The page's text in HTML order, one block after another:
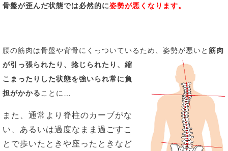
骨盤が歪んだ状態では必然的に姿勢が悪くなります。
腰の筋肉は骨盤や背骨にくっついているため、姿勢が悪いと 筋肉
が引っ張られたり、捻じられたり、 縮
こまったりした状態を強いられ常に負
担がかかることに…
また、通常より脊柱のカーブがな
い、あるいは過度なまま過ごすこ
とで歩いたときや座ったときなど